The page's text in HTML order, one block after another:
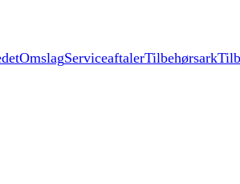
OmslagServiceaftalerTilbehørsark